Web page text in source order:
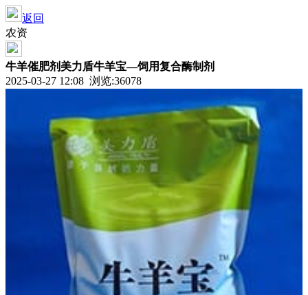
返回
农资
牛羊催肥剂美力盾牛羊宝—饲用复合酶制剂
2025-03-27 12:08 浏览:36078